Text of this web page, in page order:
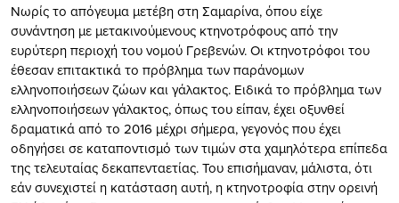
Νωρίς το απόγευμα μετέβη στη Σαμαρίνα, όπου είχε
συνάντηση με μετακινούμενους κτηνοτρόφους από την
ευρύτερη περιοχή του νομού Γρεβενών. Οι κτηνοτρόφοι του
έθεσαν επιτακτικά το πρόβλημα των παράνομων
ελληνοποιήσεων ζώων και γάλακτος. Ειδικά το πρόβλημα των
ελληνοποιήσεων γάλακτος, όπως του είπαν, έχει οξυνθεί
δραματικά από το 2016 μέχρι σήμερα, γεγονός που έχει
οδηγήσει σε καταποντισμό των τιμών στα χαμηλότερα επίπεδα
της τελευταίας δεκαπενταετίας. Του επισήμαναν, μάλιστα, ότι
εάν συνεχιστεί η κατάσταση αυτή, η κτηνοτροφία στην ορεινή